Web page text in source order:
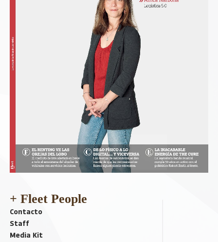
+ Fleet People
Contacto
Staff
Media Kit